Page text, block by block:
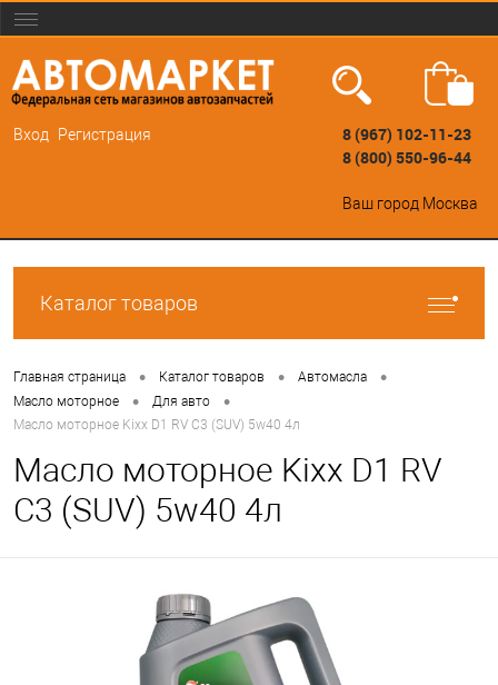
Вход Регистрация
8 (967) 102-11-23
8 (800) 550-96-44
Ваш город Москва
Каталог товаров
Главная страница • Каталог товаров • Автомасла •
Масло моторное • Для авто •
Масло моторное Kixx D1 RV C3 (SUV) 5w40 4л
Масло моторное Kixx D1 RV
C3 (SUV) 5w40 4л